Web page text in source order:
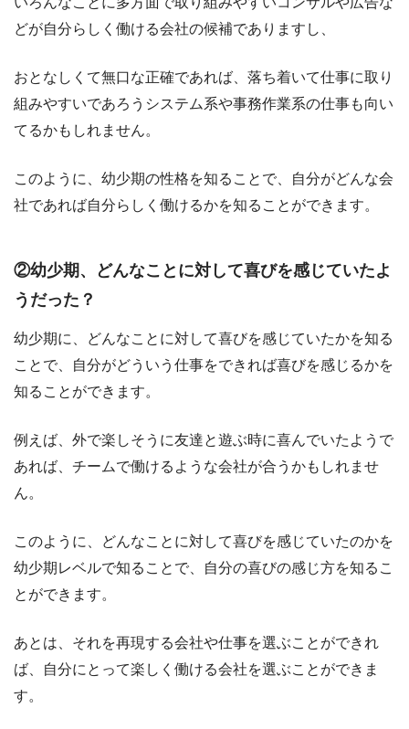
どが自分らしく働ける会社の候補でありますし、
おとなしくて無口な正確であれば、落ち着いて仕事に取り
組みやすいであろうシステム系や事務作業系の仕事も向い
てるかもしれません。
このように、幼少期の性格を知ることで、自分がどんな会
社であれば自分らしく働けるかを知ることができます。
②幼少期、どんなことに対して喜びを感じていたよ
うだった？
幼少期に、どんなことに対して喜びを感じていたかを知る
ことで、自分がどういう仕事をできれば喜びを感じるかを
知ることができます。
例えば、外で楽しそうに友達と遊ぶ時に喜んでいたようで
あれば、チームで働けるような会社が合うかもしれませ
ん。
このように、どんなことに対して喜びを感じていたのかを
幼少期レベルで知ることで、自分の喜びの感じ方を知るこ
とができます。
あとは、それを再現する会社や仕事を選ぶことができれ
ば、自分にとって楽しく働ける会社を選ぶことができま
す。